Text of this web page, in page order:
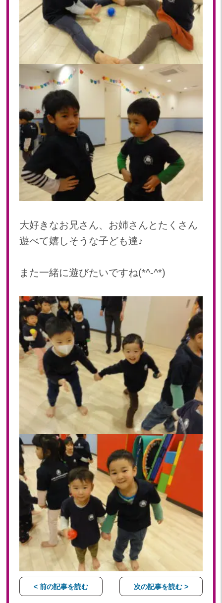
2019年 10月(21)
2019年 09月(17)
2019年 08月(20)
2019年 06月(20)
2019年 05月(19)
2019年 04月(5)
2019年 03月(11)
2019年 02月(12)
2019年 01月(15)
2018
2018年 12月(12)
2018年 11月(18)
2018年 10月(17)
2018年 08月(19)
2018年 07月(20)
2018年 05月(11)
大好きなお兄さん、お姉さんとたくさん
遊べて嬉しそうな子ども達♪
また一緒に遊びたいですね(*^-^*)
< 前の記事を読む 次の記事を読む >